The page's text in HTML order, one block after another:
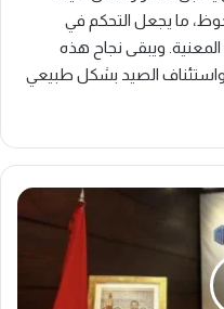
ما يجعل التحكم في
ويبقى نجاح هذه
واستئناف الصيد بشكل طبيعي